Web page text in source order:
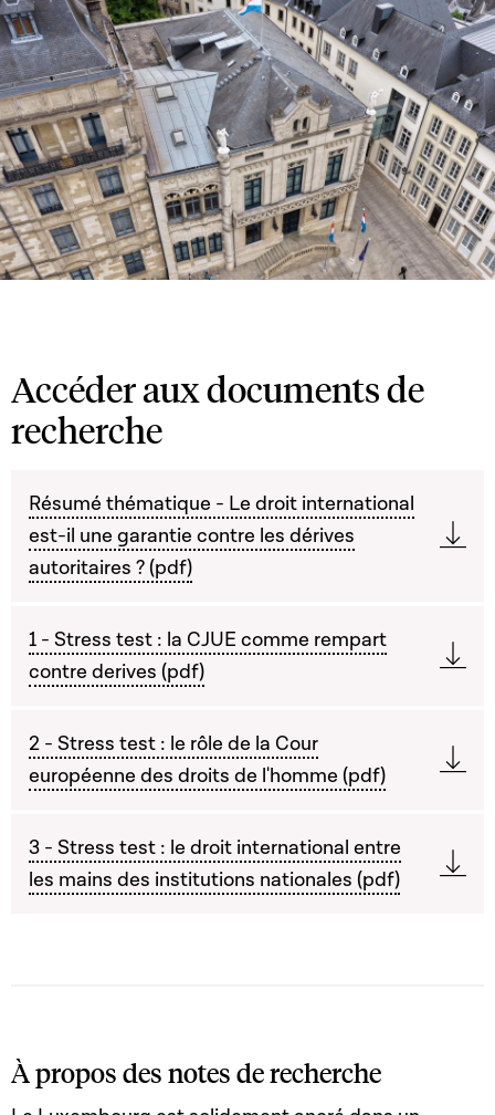
Accéder aux documents de
recherche
Résumé thématique - Le droit international
est-il une garantie contre les dérives
autoritaires ? (pdf)
1 - Stress test : la CJUE comme rempart
contre derives (pdf)
2 - Stress test : le rôle de la Cour
européenne des droits de l'homme (pdf)
3 - Stress test : le droit international entre
les mains des institutions nationales (pdf)
À propos des notes de recherche